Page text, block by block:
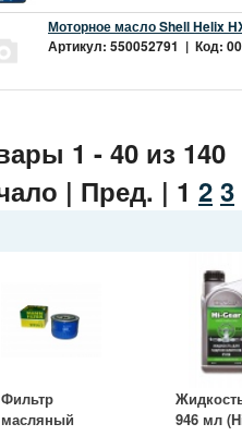
Моторное масло Shell Helix
Артикул: 550052791 | Код:
1 - 40 из 140
| Пред. | 1 2 3
Фильтр
масляный
946 мл